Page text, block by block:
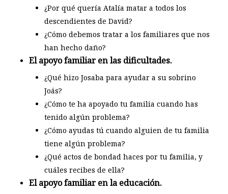
¿Por qué quería Atalía matar a todos los
descendientes de David?
¿Cómo debemos tratar a los familiares que nos
han hecho daño?
El apoyo familiar en las dificultades.
¿Qué hizo Josaba para ayudar a su sobrino
Joás?
¿Cómo te ha apoyado tu familia cuando has
tenido algún problema?
¿Cómo ayudas tú cuando alguien de tu familia
tiene algún problema?
¿Qué actos de bondad haces por tu familia, y
cuáles recibes de ella?
El apoyo familiar en la educación.